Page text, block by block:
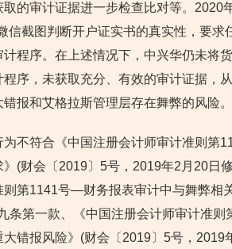
取的审计证据进一步检查比对等。2020
信截图判断开户证实书的真实性，要
程序。在上述情况下，中兴华仍未将
序，未获取充分、有效的审计证据，
报和艾格拉斯管理层存在舞弊的风险。
为不符合《中国注册会计师审计准则第
》(财会〔2019〕5号，2019年2月20日
则第1141号—财务报表审计中与舞弊相
条第一款、《中国注册会计师审计准
大错报风险》(财会〔2019〕5号，